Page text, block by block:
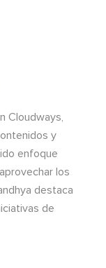
Cloudways,
y
enfoque
los
destaca
de